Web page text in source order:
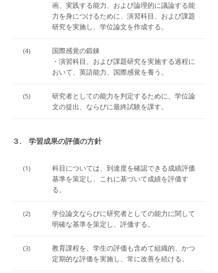
画、実践する能力、および論理的に議論する能
力を身につけるために、演習科目、および課題
研究を実施し、学位論文を作成する。
(4)
国際感覚の鍛錬
・演習科目、および課題研究を実施する過程に
おいて、英語能力、国際感覚を養う。
(5)
研究者としての能力を判定するために、学位論
文の提出、ならびに最終試験を課す。
３. 学習成果の評価の方針
(1)
科目については、到達度を確認できる成績評価
基準を策定し、これに基づいて成績を評価す
る。
(2)
学位論文ならびに研究者としての能力に関して
明確な基準を策定し、評価する。
(3)
教育課程を、学生の評価も含めて組織的、かつ
定期的な評価を実施し、常に改善を続ける。